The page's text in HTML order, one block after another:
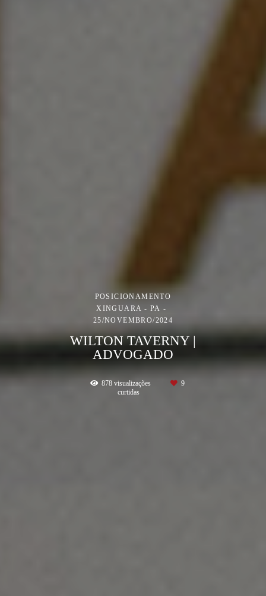
POSICIONAMENTO
XINGUARA - PA
25/NOVEMBRO/2024
WILTON TAVERNY |
ADVOGADO
878 visualizações
9
curtidas